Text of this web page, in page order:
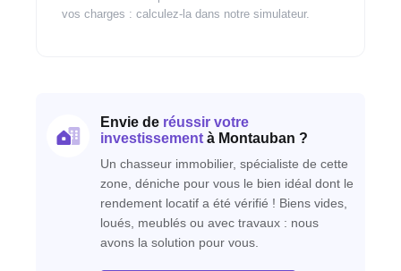
vos charges : calculez-la dans notre simulateur.
Envie de réussir votre
investissement à Montauban ?
Un chasseur immobilier, spécialiste de cette
zone, déniche pour vous le bien idéal dont le
rendement locatif a été vérifié ! Biens vides,
loués, meublés ou avec travaux : nous
avons la solution pour vous.